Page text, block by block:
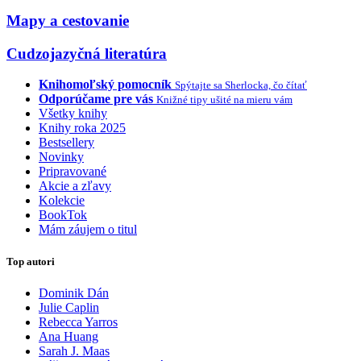
Mapy a cestovanie
Cudzojazyčná literatúra
Knihomoľský pomocník Spýtajte sa Sherlocka, čo čítať
Odporúčame pre vás Knižné tipy ušité na mieru vám
Všetky knihy
Knihy roka 2025
Bestsellery
Novinky
Pripravované
Akcie a zľavy
Kolekcie
BookTok
Mám záujem o titul
Top autori
Dominik Dán
Julie Caplin
Rebecca Yarros
Ana Huang
Sarah J. Maas